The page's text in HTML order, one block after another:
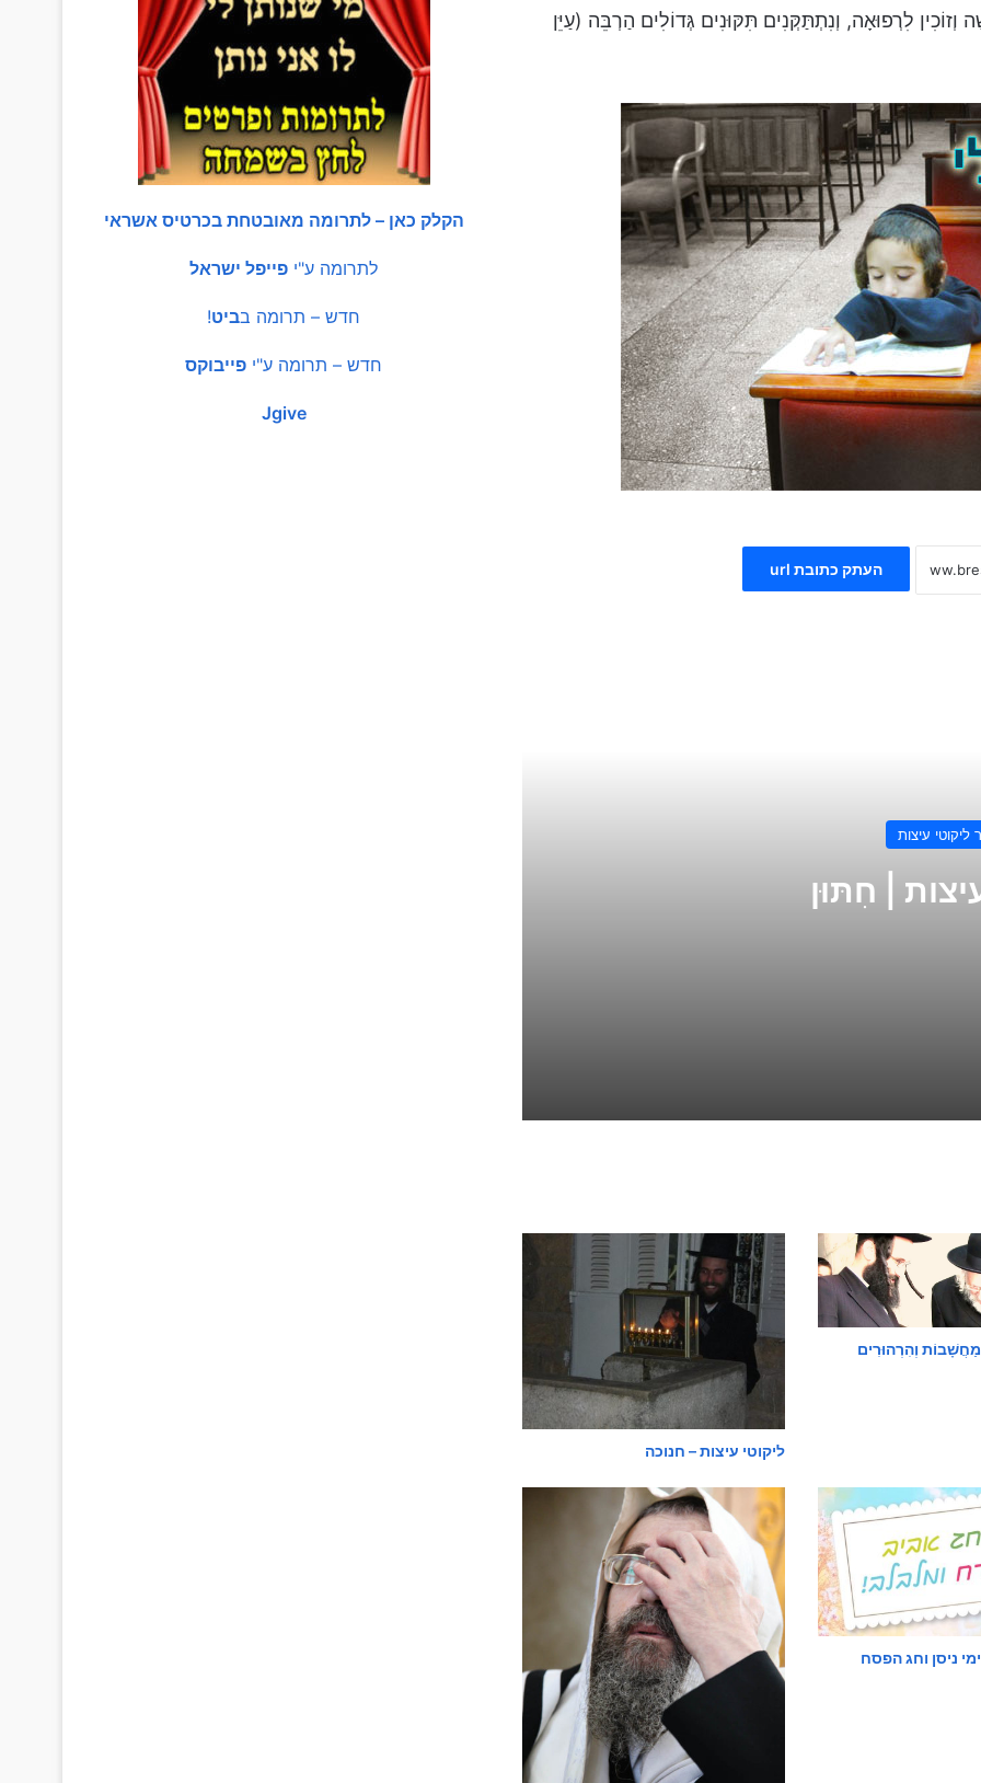
לִרְפוּאָה, וְנִתְתַּקְּנִים תִּקּוּנִים גְּדוֹלִים הַרְבֵּה (עַיֵּן
העתק כתובת url
ליקוטי עיצות
| חִתּוּן
מַחֲשָׁבוֹת וְהִרְהוּרִים
ליקוטי עיצות – חנוכה
ניסן וחג הפסח
הקלק כאן – לתרומה מאובטחת בכרטיס אשראי
לתרומה ע"י פייפל ישראל
חדש – תרומה בביט!
חדש – תרומה ע"י פייבוקס
Jgive